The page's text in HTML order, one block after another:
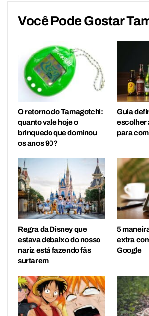
Você Pode Gostar
O retorno do Tamagotchi:
quanto vale hoje o
brinquedo que dominou
os anos 90?
Guia
escolher
para
Regra da Disney que
estava debaixo do nosso
nariz está fazendo fãs
surtarem
5
extra
Google